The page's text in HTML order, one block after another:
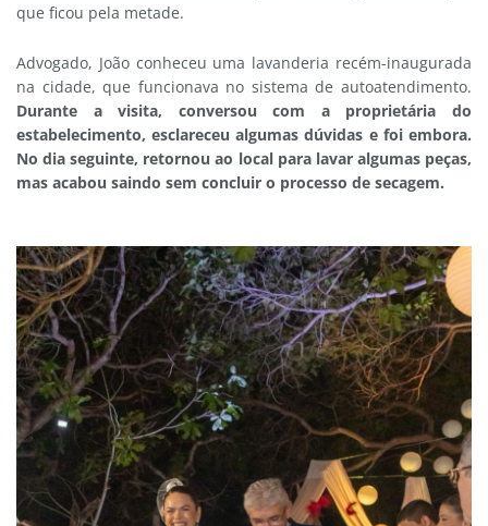
que ficou pela metade.
Advogado, João conheceu uma lavanderia recém-inaugurada
na cidade, que funcionava no sistema de autoatendimento.
Durante a visita, conversou com a proprietária do
estabelecimento, esclareceu algumas dúvidas e foi embora.
No dia seguinte, retornou ao local para lavar algumas peças,
mas acabou saindo sem concluir o processo de secagem.